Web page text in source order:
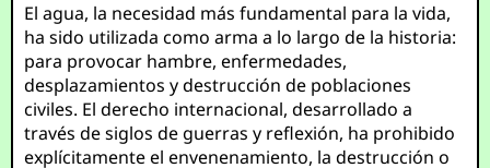
El agua, la necesidad más fundamental para la vida,
ha sido utilizada como arma a lo largo de la historia:
para provocar hambre, enfermedades,
desplazamientos y destrucción de poblaciones
civiles. El derecho internacional, desarrollado a
través de siglos de guerras y reflexión, ha prohibido
explícitamente el envenenamiento, la destrucción o